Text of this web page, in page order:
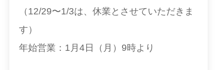
（12/29〜1/3は、休業とさせていただきま
す）
年始営業：1月4日（月）9時より